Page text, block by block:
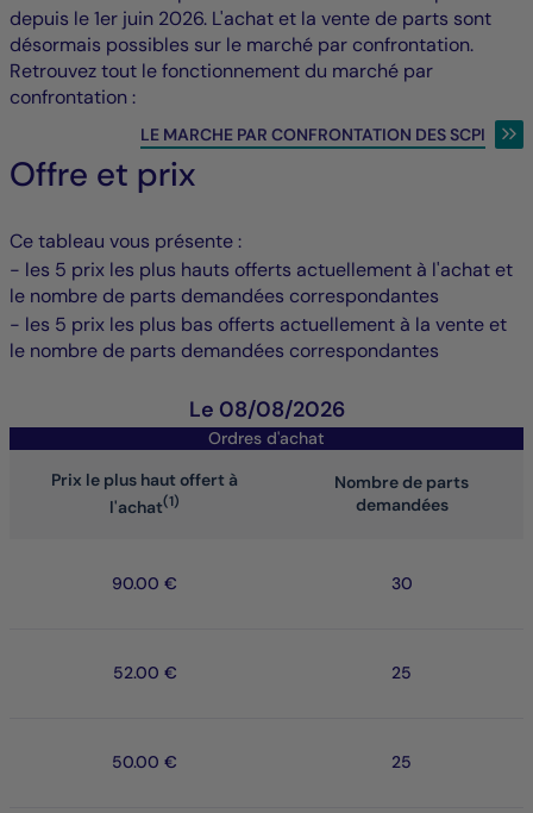
depuis le 1er juin 2026. L'achat et la vente de parts sont
désormais possibles sur le marché par confrontation.
Retrouvez tout le fonctionnement du marché par
confrontation :
LE MARCHE PAR CONFRONTATION DES SCPI
Offre et prix
Ce tableau vous présente :
- les 5 prix les plus hauts offerts actuellement à l'achat et
le nombre de parts demandées correspondantes
- les 5 prix les plus bas offerts actuellement à la vente et
le nombre de parts demandées correspondantes
Le 08/08/2026
Ordres d'achat
Prix le plus haut offert à
l'achat(1)
Nombre de parts
demandées
90.00 € 30
52.00 € 25
50.00 € 25